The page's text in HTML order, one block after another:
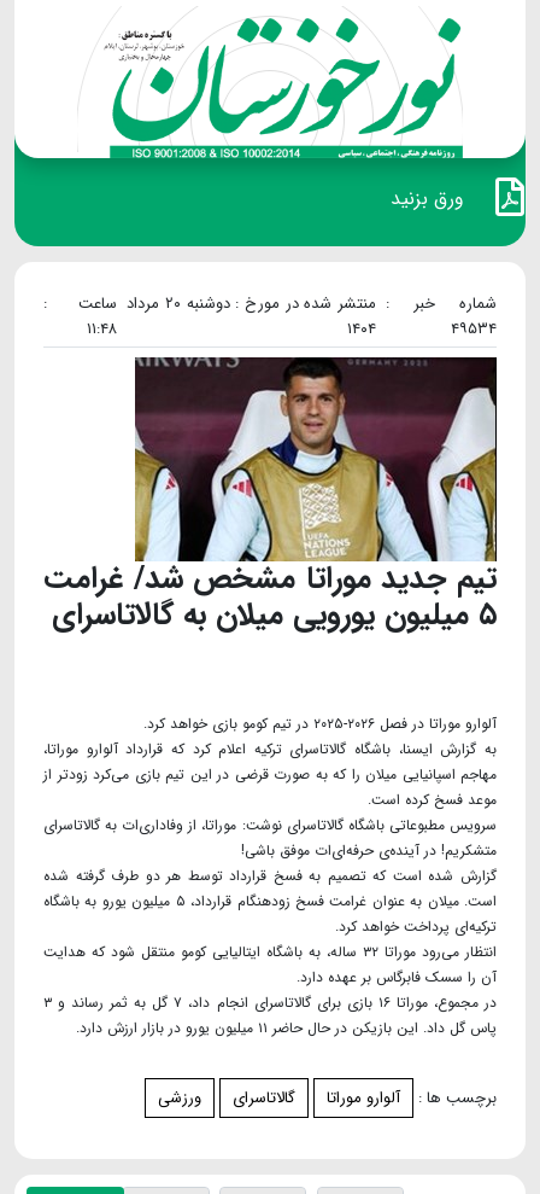
ورق بزنید
شماره خبر :
۴۹۵۳۴
منتشر شده در مورخ : دوشنبه ۲۰ مرداد
۱۴۰۴
ساعت :
۱۱:۴۸
تیم جدید موراتا مشخص شد/ غرامت
۵ میلیون یورویی میلان به گالاتاسرای
آلوارو موراتا در فصل ۲۰۲۶-۲۰۲۵ در تیم کومو بازی خواهد کرد.
به گزارش ایسنا، باشگاه گالاتاسرای ترکیه اعلام کرد که قرارداد آلوارو موراتا،
مهاجم اسپانیایی میلان را که به صورت قرضی در این تیم بازی می‌کرد زودتر از
موعد فسخ کرده است.
سرویس مطبوعاتی باشگاه گالاتاسرای نوشت: موراتا، از وفاداری‌ات به گالاتاسرای
متشکریم! در آینده‌ی حرفه‌ای‌ات موفق باشی!
گزارش شده است که تصمیم به فسخ قرارداد توسط هر دو طرف گرفته شده
است. میلان به عنوان غرامت فسخ زودهنگام قرارداد، ۵ میلیون یورو به باشگاه
ترکیه‌ای پرداخت خواهد کرد.
انتظار می‌رود موراتا ۳۲ ساله، به باشگاه ایتالیایی کومو منتقل شود که هدایت
آن را سسک فابرگاس بر عهده دارد.
در مجموع، موراتا ۱۶ بازی برای گالاتاسرای انجام داد، ۷ گل به ثمر رساند و ۳
پاس گل داد. این بازیکن در حال حاضر ۱۱ میلیون یورو در بازار ارزش دارد.
برچسب ها : آلوارو موراتا گالاتاسرای ورزشی